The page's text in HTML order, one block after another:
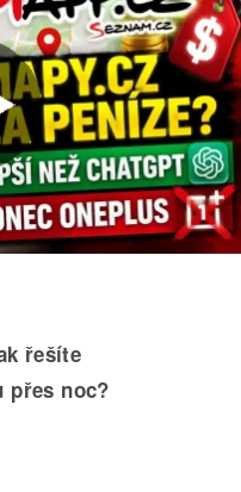
řešíte
přes noc?